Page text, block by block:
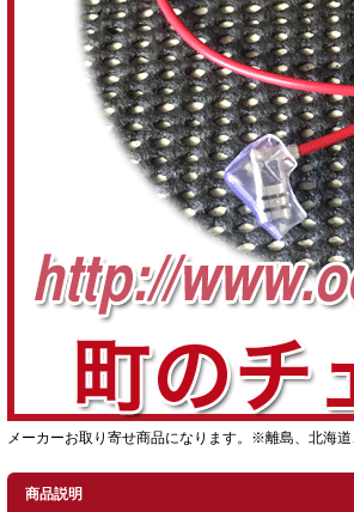
メーカーお取り寄せ商品になります。※離島、北海道
商品説明